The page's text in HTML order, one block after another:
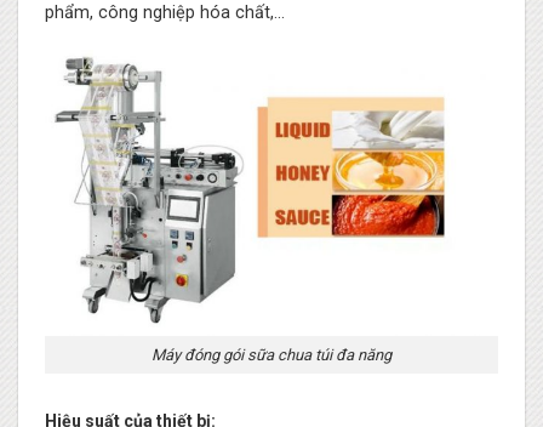
phẩm, công nghiệp hóa chất,…
Máy đóng gói sữa chua túi đa năng
Hiệu suất của thiết bị: